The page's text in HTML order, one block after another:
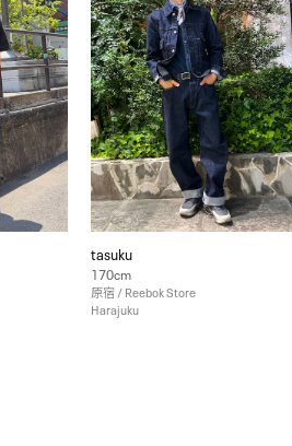
tasuku
170cm
原宿 / Reebok Store
Harajuku